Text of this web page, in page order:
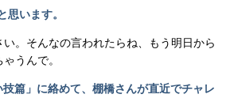
思います。
。そんなの言われたらね、もう明日から
うんで。
篇」に絡めて、棚橋さんが直近でチャレ